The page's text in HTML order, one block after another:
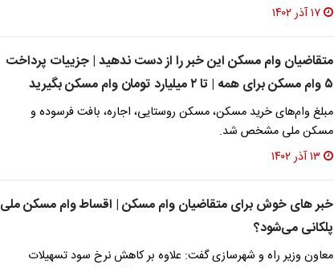
۱۷ آذر ۱۴۰۲
متقاضیان وام مسکن این خبر را از دست ندهید | جزییات پرداخت
۵ وام مسکن برای همه | تا ۲ میلیارد تومان وام مسکن بگیرید
مبلغ وام‌های خرید مسکن، مسکن روستایی، اجاره، بافت فرسوده و
مسکن ملی مشخص شد.
۱۳ آذر ۱۴۰۲
خبر های خوش برای متقاضیان وام مسکن | اقساط وام مسکن ملی
پلکانی می‌شود؟
معاون وزیر راه و شهرسازی گفت: علاوه بر کاهش نرخ سود تسهیلات